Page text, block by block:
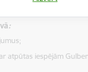
:
atpūtas iespējām